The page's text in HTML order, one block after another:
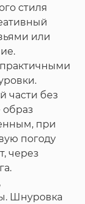
стиля
или
части без
образ
при
погоду
через
Шнуровка